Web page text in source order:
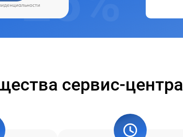
сервис-центра